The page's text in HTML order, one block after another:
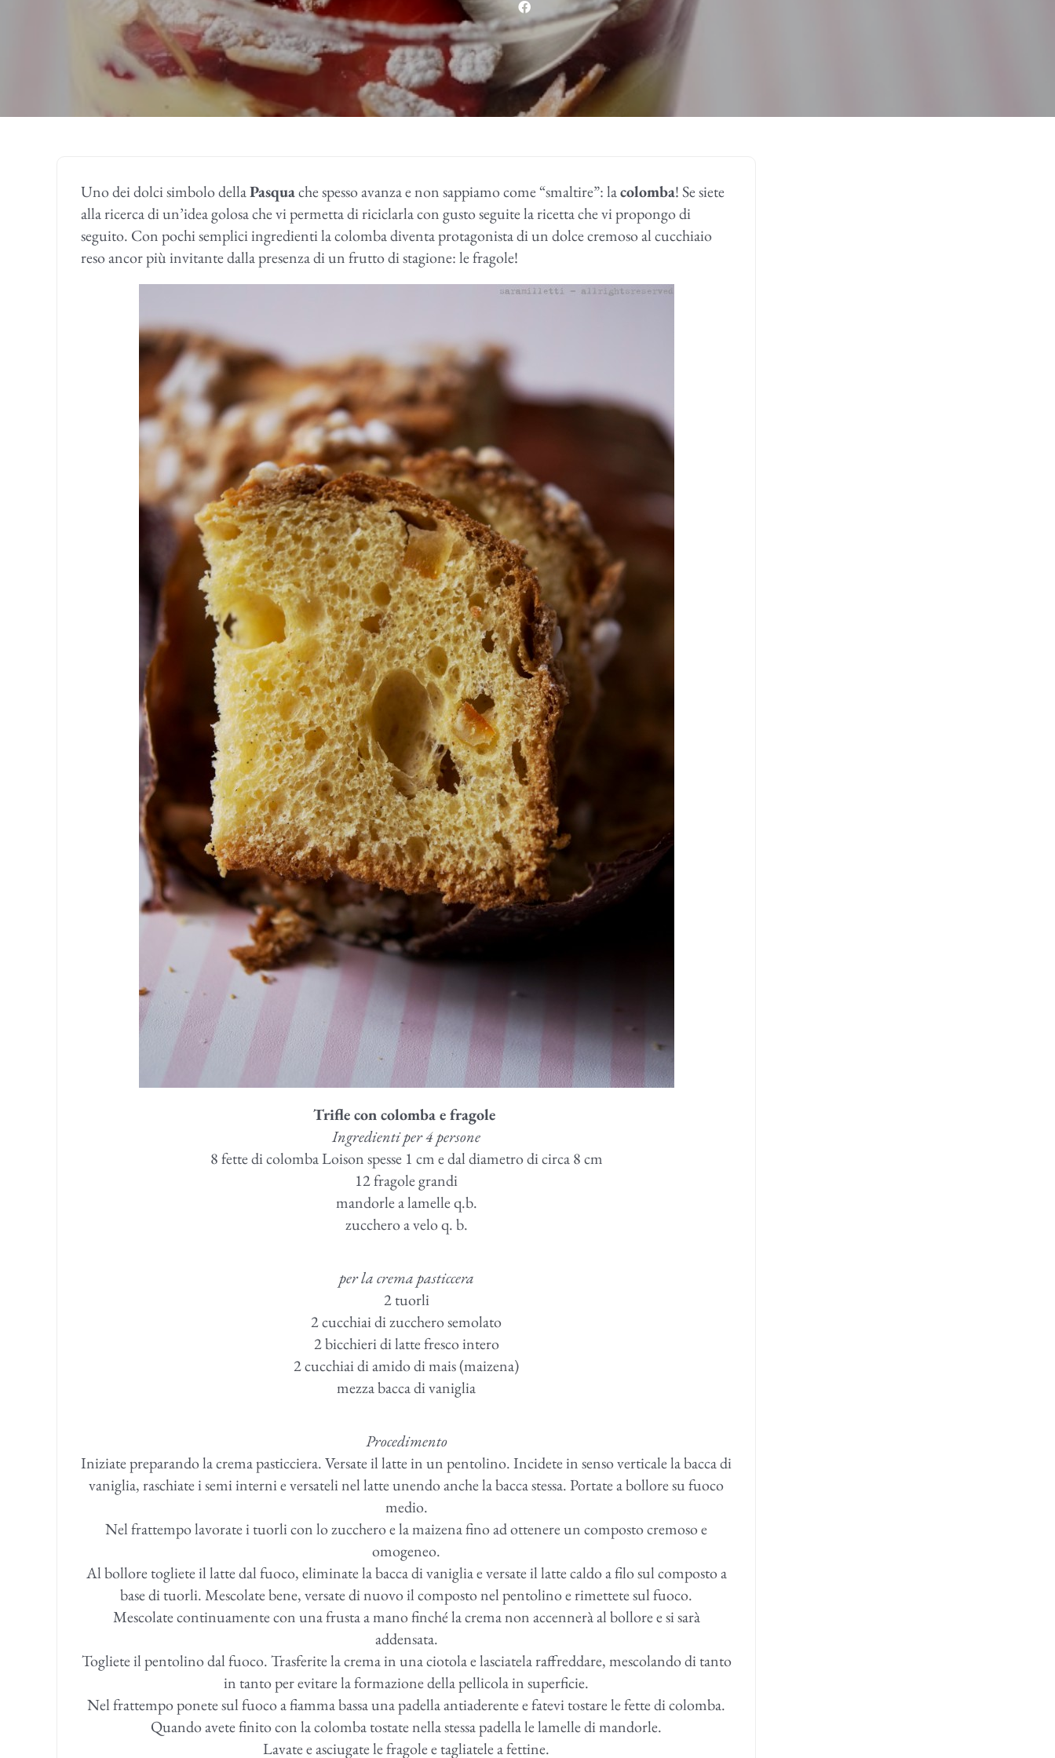
Uno dei dolci simbolo dellaPasquache spesso avanza e non sappiamo come “smaltire”: lacolomba! Se siete
alla ricerca di un’idea golosa che vi permetta di riciclarla con gusto seguite la ricetta che vi propongo di
seguito. Con pochi semplici ingredienti la colomba diventa protagonista di un dolce cremoso al cucchiaio
reso ancor più invitante dalla presenza di un frutto di stagione: le fragole!
Trifle con colomba e fragole
Ingredienti per 4 persone
8 fette di colomba Loison spesse 1 cm e dal diametro di circa 8 cm
12 fragole grandi
mandorle a lamelle q.b.
zucchero a velo q. b.
per la crema pasticcera
2 tuorli
2 cucchiai di zucchero semolato
2 bicchieri di latte fresco intero
2 cucchiai di amido di mais (maizena)
mezza bacca di vaniglia
Procedimento
Iniziate preparando la crema pasticciera. Versate il latte in un pentolino. Incidete in senso verticale la bacca di
vaniglia, raschiate i semi interni e versateli nel latte unendo anche la bacca stessa. Portate a bollore su fuoco
medio.
Nel frattempo lavorate i tuorli con lo zucchero e la maizena fino ad ottenere un composto cremoso e
omogeneo.
Al bollore togliete il latte dal fuoco, eliminate la bacca di vaniglia e versate il latte caldo a filo sul composto a
base di tuorli. Mescolate bene, versate di nuovo il composto nel pentolino e rimettete sul fuoco.
Mescolate continuamente con una frusta a mano finché la crema non accennerà al bollore e si sarà
addensata.
Togliete il pentolino dal fuoco. Trasferite la crema in una ciotola e lasciatela raffreddare, mescolando di tanto
in tanto per evitare la formazione della pellicola in superficie.
Nel frattempo ponete sul fuoco a fiamma bassa una padella antiaderente e fatevi tostare le fette di colomba.
Quando avete finito con la colomba tostate nella stessa padella le lamelle di mandorle.
Lavate e asciugate le fragole e tagliatele a fettine.